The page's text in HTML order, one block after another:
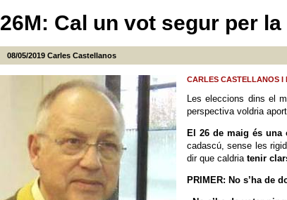
26M: Cal un vot segur per
08/05/2019 Carles Castellanos
CARLES CASTELLANOS I
Les eleccions dins el
perspectiva voldria
El 26 de maig és
cadascú, sense les
dir que caldria tenir
PRIMER: No s’ha de